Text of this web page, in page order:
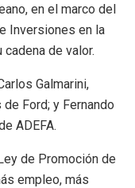
en el marco del
Inversiones en la
de valor.
Galmarini,
Ford; y Fernando
ADEFA.
de Promoción de
empleo, más